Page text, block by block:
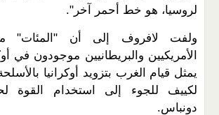
لروسيا، هو خط أحمر آخر".
ولفت لافروف إلى أن "المئات"
الأمريكيين والبريطانيين موجودون في
يمثل قيام الغرب بتزويد أوكرانيا
لكييف للجوء إلى استخدام القوة
دونباس.